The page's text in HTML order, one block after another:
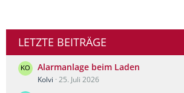
LETZTE BEITRÄGE
Alarmanlage beim Laden
Kolvi 25. Juli 2026